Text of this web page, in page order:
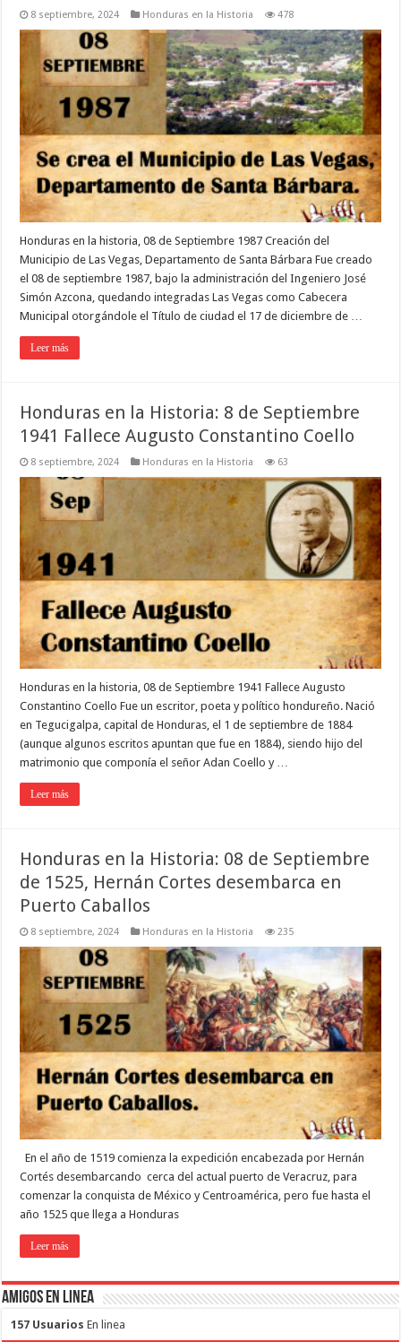
8 septiembre, 2024 Honduras en la Historia 478
Honduras en la historia, 08 de Septiembre 1987 Creación del
Municipio de Las Vegas, Departamento de Santa Bárbara Fue creado
el 08 de septiembre 1987, bajo la administración del Ingeniero José
Simón Azcona, quedando integradas Las Vegas como Cabecera
Municipal otorgándole el Título de ciudad el 17 de diciembre de …
Leer más
Honduras en la Historia: 8 de Septiembre
1941 Fallece Augusto Constantino Coello
8 septiembre, 2024 Honduras en la Historia 63
Honduras en la historia, 08 de Septiembre 1941 Fallece Augusto
Constantino Coello Fue un escritor, poeta y político hondureño. Nació
en Tegucigalpa, capital de Honduras, el 1 de septiembre de 1884
(aunque algunos escritos apuntan que fue en 1884), siendo hijo del
matrimonio que componía el señor Adan Coello y …
Leer más
Honduras en la Historia: 08 de Septiembre
de 1525, Hernán Cortes desembarca en
Puerto Caballos
8 septiembre, 2024 Honduras en la Historia 235
En el año de 1519 comienza la expedición encabezada por Hernán
Cortés desembarcando cerca del actual puerto de Veracruz, para
comenzar la conquista de México y Centroamérica, pero fue hasta el
año 1525 que llega a Honduras
Leer más
Amigos en Linea
157 Usuarios En linea